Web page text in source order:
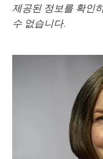
제공된 정보를 확인
수 없습니다.